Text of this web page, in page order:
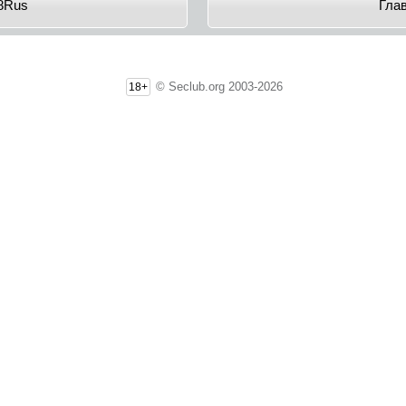
18+ © Seclub.org 2003-2026